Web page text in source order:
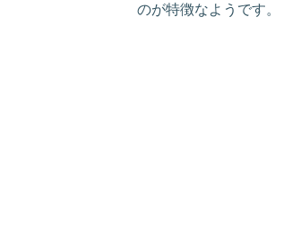
のが特徴なようです。